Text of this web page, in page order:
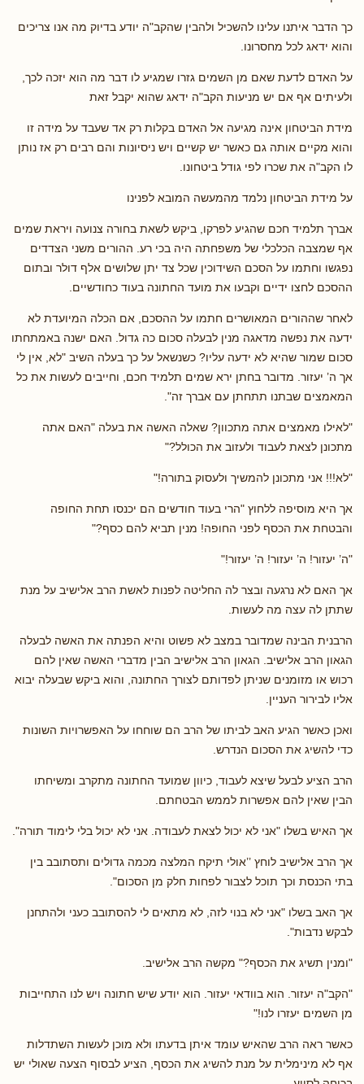
כך הדבר איתנו עלינו להשכיל ולהבין שהקב"ה יודע בדיוק מה אנו צריכים
והוא ידאג לכל מחסרונו.
על האדם לדעת שאם מן השמים גזרו שמגיע לו דבר מה הוא יזכה לכך,
ולעיתים אף אם יש מניעות הקב"ה ידאג שהוא יקבל זאת
מידת הביטחון אינה מגיעה אל האדם בקלות רק אד שעבד על מידה זו
והוא מקיים אותה גם כאשר יש קשיים ויש ניסיונות והם רבים רק אז נותן
לו הקב"ה את שכרו לפי גודל ביטחונו.
על מידת הביטחון נלמד מהמעשה המובא לפנינו
אברך תלמיד חכם שהגיע לפרקו, ביקש לשאת בחורה צנועה ויראת שמים
אף שמצבה הכלכלי של משפחתה היה בכי רע. ההורים משני הצדדים
נפגשו וחתמו על הסכם השידוכין שכל צד יתן שלושים אלף דולר ובתום
ההסכם לחצו ידיים וקבעו את מועד החתונה בעוד כחודשיים.
לאחר שההורים המאושרים חתמו על ההסכם, אם הכלה המיועדת לא
ידעה את נפשה מדאגה מנין לבעלה סכום כה גדול. האם ישנה באמתחתו
סכום שמור שהיא לא ידעה עליו? כשנשאל על כך בעלה השיב "לא, אין לי
אך ה’ יעזור. מדובר בחתן ירא שמים תלמיד חכם, וחייבים לעשות את כל
המאמצים שבתנו תתחתן עם אברך זה".
"לאילו מאמצים אתה מתכוון? שאלה האשה את בעלה "האם אתה
מתכונן לצאת לעבוד ולעזוב את הכולל?"
"לא!!! אני מתכונן להמשיך ולעסוק בתורה!"
אך היא מוסיפה ללחוץ "הרי בעוד חודשים הם יכנסו תחת החופה
והבטחת את הכסף לפני החופה! מנין תביא להם כסף?"
"ה’ יעזור! ה’ יעזור! ה’ יעזור!"
אך האם לא נרגעה ובצר לה החליטה לפנות לאשת הרב אלישיב על מנת
שתתן לה עצה מה לעשות.
הרבנית הבינה שמדובר במצב לא פשוט והיא הפנתה את האשה לבעלה
הגאון הרב אלישיב. הגאון הרב אלישיב הבין מדברי האשה שאין להם
רכוש או מזומנים שניתן לפדותם לצורך החתונה, והוא ביקש שבעלה יבוא
אליו לבירור העניין.
ואכן כאשר הגיע האב לביתו של הרב הם שוחחו על האפשרויות השונות
כדי להשיג את הסכום הנדרש.
הרב הציע לבעל שיצא לעבוד, כיוון שמועד החתונה מתקרב ומשיחתו
הבין שאין להם אפשרות לממש הבטחתם.
אך האיש בשלו "אני לא יכול לצאת לעבודה. אני לא יכול בלי לימוד תורה".
אך הרב אלישיב לוחץ ’’אולי תיקח המלצה מכמה גדולים ותסתובב בין
בתי הכנסת וכך תוכל לצבור לפחות חלק מן הסכום".
אך האב בשלו "אני לא בנוי לזה, לא מתאים לי להסתובב כעני ולהתחנן
לבקש נדבות".
"ומנין תשיג את הכסף?" מקשה הרב אלישיב.
"הקב"ה יעזור. הוא בוודאי יעזור. הוא יודע שיש חתונה ויש לנו התחייבות
מן השמים יעזרו לנו!"
כאשר ראה הרב שהאיש עומד איתן בדעתו ולא מוכן לעשות השתדלות
אף לא מינימלית על מנת להשיג את הכסף, הציע לבסוף הצעה שאולי יש